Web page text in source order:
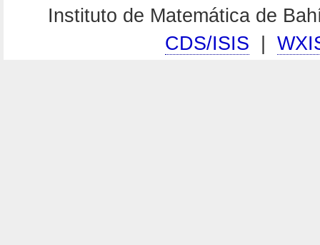
Instituto de Matemática de
CDS/ISIS